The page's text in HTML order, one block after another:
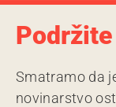
Smatramo da
novinarstvo